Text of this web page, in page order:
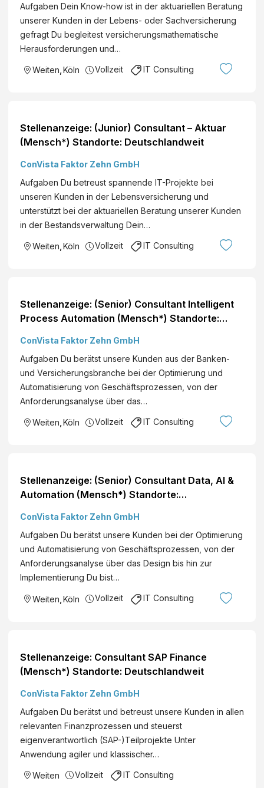
Aufgaben Dein Know-how ist in der aktuariellen Beratung
unserer Kunden in der Lebens- oder Sachversicherung
gefragt Du begleitest versicherungsmathematische
Herausforderungen und…
Weiten Köln Vollzeit IT Consulting
Stellenanzeige: (Junior) Consultant – Aktuar
(Mensch*) Standorte: Deutschlandweit
ConVista Faktor Zehn GmbH
Aufgaben Du betreust spannende IT-Projekte bei
unseren Kunden in der Lebensversicherung und
unterstützt bei der aktuariellen Beratung unserer Kunden
in der Bestandsverwaltung Dein…
Weiten Köln Vollzeit IT Consulting
Stellenanzeige: (Senior) Consultant Intelligent
Process Automation (Mensch*) Standorte:
ConVista Faktor Zehn GmbH
Aufgaben Du berätst unsere Kunden aus der Banken-
und Versicherungsbranche bei der Optimierung und
Automatisierung von Geschäftsprozessen, von der
Anforderungsanalyse über das…
Weiten Köln Vollzeit IT Consulting
Stellenanzeige: (Senior) Consultant Data, AI &
Automation (Mensch*) Standorte:
ConVista Faktor Zehn GmbH
Aufgaben Du berätst unsere Kunden bei der Optimierung
und Automatisierung von Geschäftsprozessen, von der
Anforderungsanalyse über das Design bis hin zur
Implementierung Du bist…
Weiten Köln Vollzeit IT Consulting
Stellenanzeige: Consultant SAP Finance
(Mensch*) Standorte: Deutschlandweit
ConVista Faktor Zehn GmbH
Aufgaben Du berätst und betreust unsere Kunden in allen
relevanten Finanzprozessen und steuerst
eigenverantwortlich (SAP-)Teilprojekte Unter
Anwendung agiler und klassischer…
Weiten Vollzeit IT Consulting